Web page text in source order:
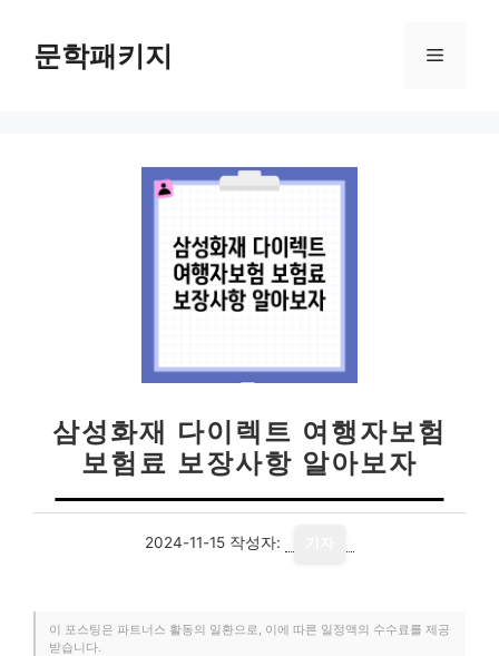
문학패키지 메
삼성화재 다이렉트 여행자보험
보험료 보장사항 알아보자
2024-11-15 작성자:
이 포스팅은 파트너스 활동의 일환으로, 이에 따른 일정액의 수수료를 제공
받습니다.